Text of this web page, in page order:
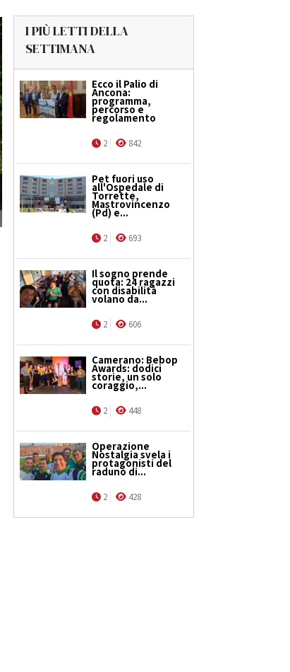
I PIÙ LETTI DELLA
SETTIMANA
Ecco il Palio di
Ancona:
programma,
percorso e
regolamento
2 842
Pet fuori uso
all'Ospedale di
Torrette,
Mastrovincenzo
(Pd) e...
2 693
Il sogno prende
quota: 24 ragazzi
con disabilità
volano da...
2 606
Camerano: Bebop
Awards: dodici
storie, un solo
coraggio,...
2 448
Operazione
Nostalgia svela i
protagonisti del
raduno di...
2 428